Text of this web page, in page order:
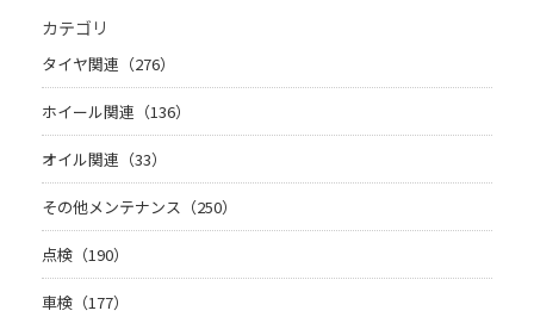
カテゴリ
タイヤ関連（276）
ホイール関連（136）
オイル関連（33）
その他メンテナンス（250）
点検（190）
車検（177）